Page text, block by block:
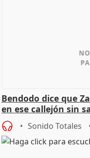
Bendodo dice que
en ese callejón sin
Sonido Totales